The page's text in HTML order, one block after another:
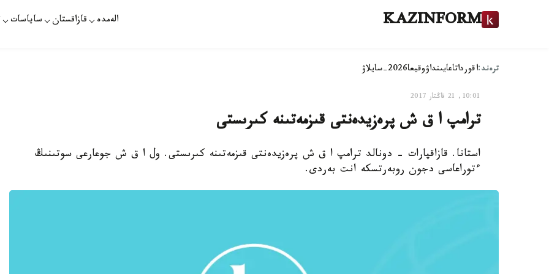
KAZINFORM الەمدە قازاقستان ساياسات
ترەند:اقورداتاعايىنداۋوقيعا2026-سايلاۋ
10:01, 21 قاڭتار 2017
ترامپ ا ق ش پرەزيدەنتى قىزمەتىنە كىرىستى
استانا. قازاقپارات - دونالد ترامپ ا ق ش پرەزيدەنتى قىزمەتىنە كىرىستى. ول ا ق ش جوعارعى سوتىنىڭ
ءتوراعاسى دجون روبەرتسكە انت بەردى.